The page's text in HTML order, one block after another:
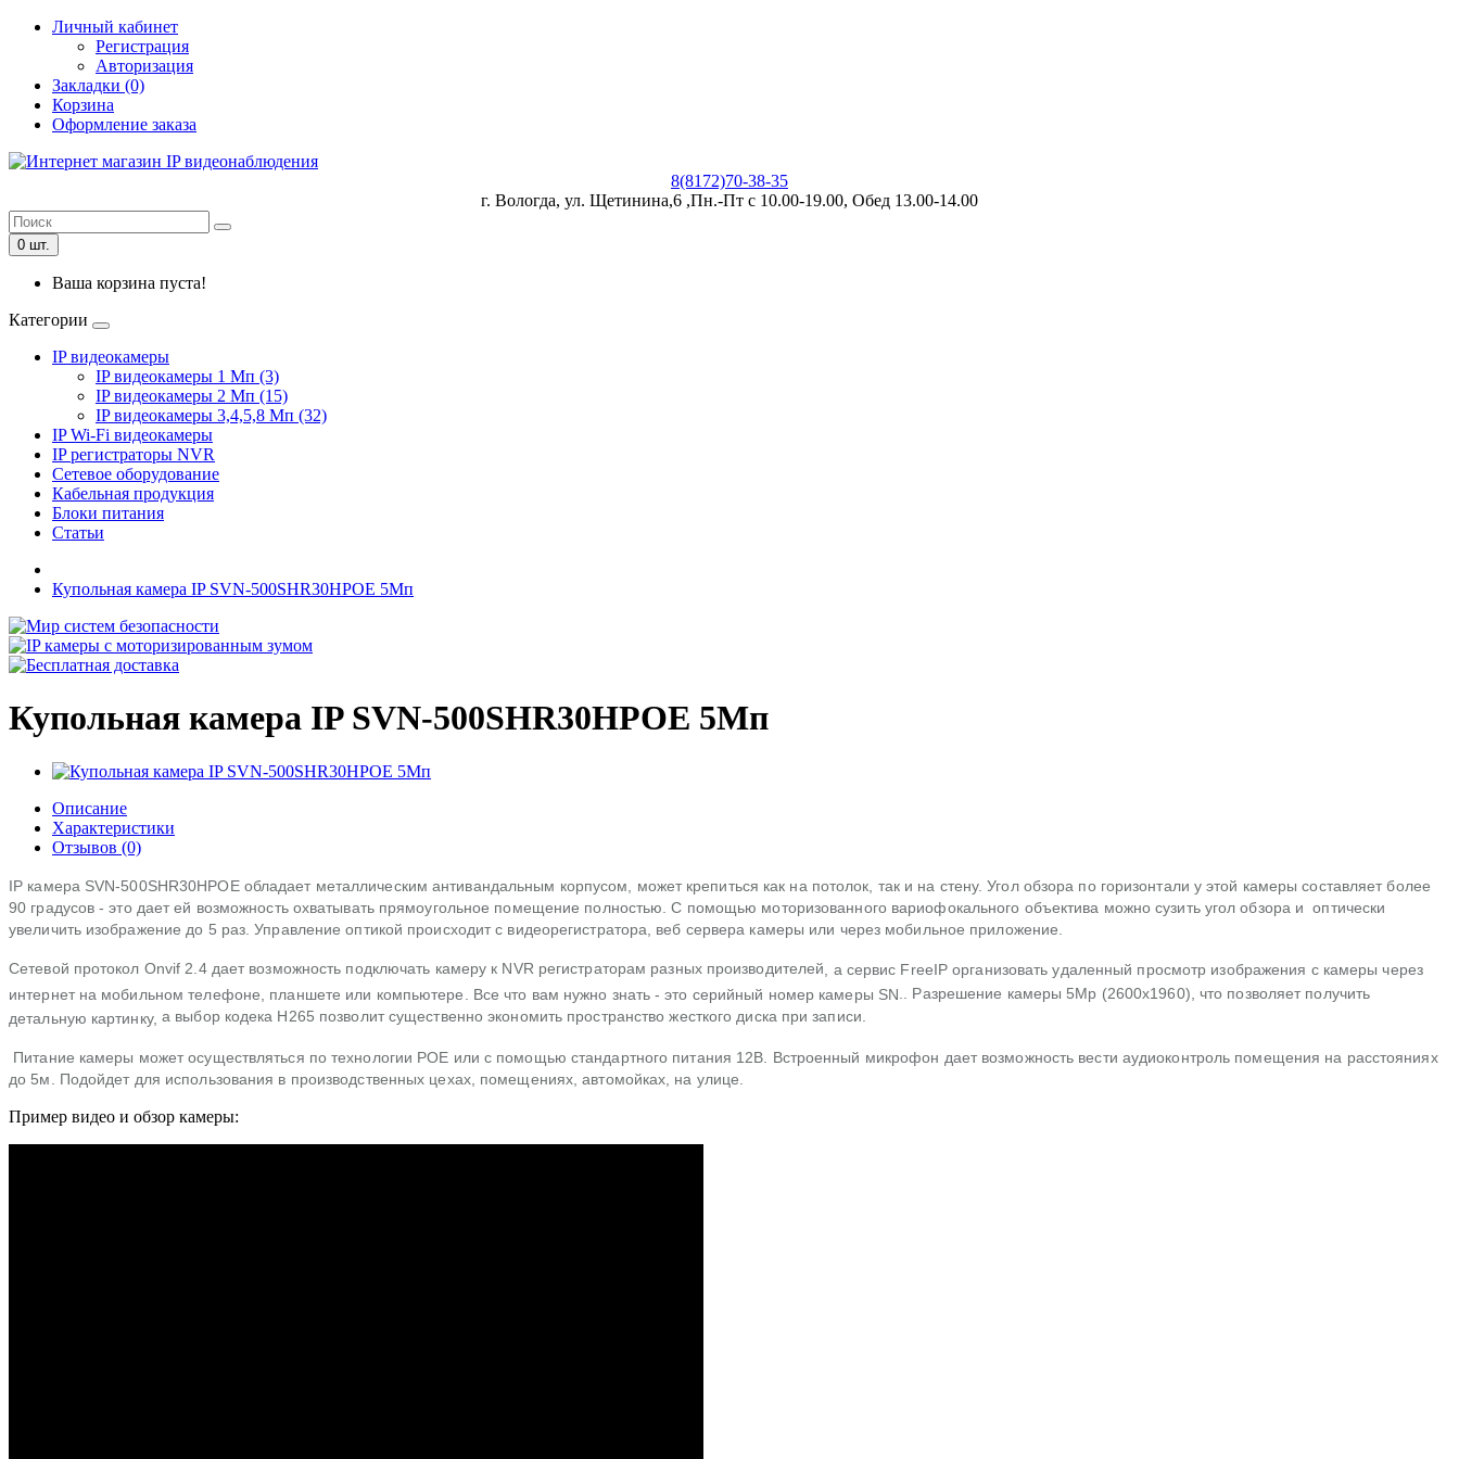
Личный кабинет
Регистрация
Авторизация
Закладки (0)
Корзина
Оформление заказа
8(8172)70-38-35
г. Вологда, ул. Щетинина,6 ,Пн.-Пт с 10.00-19.00, Обед 13.00-14.00
0 шт.
Ваша корзина пуста!
Категории
IP видеокамеры
IP видеокамеры 1 Мп (3)
IP видеокамеры 2 Мп (15)
IP видеокамеры 3,4,5,8 Мп (32)
IP Wi-Fi видеокамеры
IP регистраторы NVR
Сетевое оборудование
Кабельная продукция
Блоки питания
Статьи
Купольная камера IP SVN-500SHR30HPOE 5Мп
Купольная камера IP SVN-500SHR30HPOE 5Мп
Описание
Характеристики
Отзывов (0)
IP камера SVN-500SHR30HPOE обладает металлическим антивандальным корпусом, может крепиться как на потолок, так и на стену. Угол обзора по горизонтали у этой камеры составляет более
90 градусов - это дает ей возможность охватывать прямоугольное помещение полностью. С помощью моторизованного вариофокального объектива можно сузить угол обзора и оптически
увеличить изображение до 5 раз. Управление оптикой происходит с видеорегистратора, веб сервера камеры или через мобильное приложение.
Сетевой протокол Onvif 2.4 дает возможность подключать камеру к NVR регистраторам разных производителей , а сервис FreeIP организовать удаленный просмотр изображения с камеры через
интернет на мобильном телефоне, планшете или компьютере. Все что вам нужно знать - это серийный номер камеры SN .. Разрешение камеры 5Мp (2600х1960), что позволяет получить
детальную картинку, а выбор кодека H265 позволит существенно экономить пространство жесткого диска при записи.
Питание камеры может осуществляться по технологии POE или с помощью стандартного питания 12В. Встроенный микрофон дает возможность вести аудиоконтроль помещения на расстояниях
до 5м. Подойдет для использования в производственных цехах, помещениях, автомойках, на улице.
Пример видео и обзор камеры: